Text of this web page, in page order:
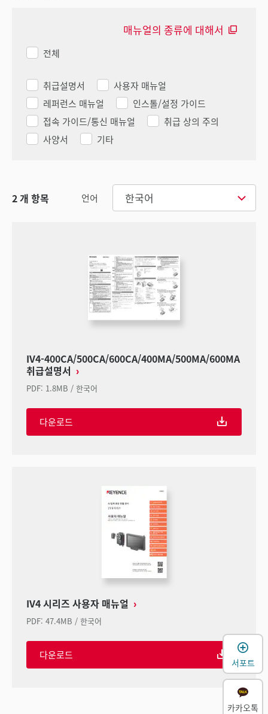
매뉴얼의 종류에 대해서
전체
취급설명서
사용자 매뉴얼
레퍼런스 매뉴얼
인스톨/설정 가이드
접속 가이드/통신 매뉴얼
취급 상의 주의
사양서
기타
언어 한국어
2개 항목
IV4-400CA/500CA/600CA/400MA/500MA/600MA
취급설명서
PDF: 1.8MB / 한국어
다운로드
IV4 시리즈 사용자 매뉴얼
PDF: 47.4MB / 한국어
다운로드
서포트
카카오톡